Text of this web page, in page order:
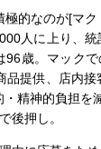
的なのが[マ
人に上り、
歳。マック
提供、店内
精神的負担
後押し。